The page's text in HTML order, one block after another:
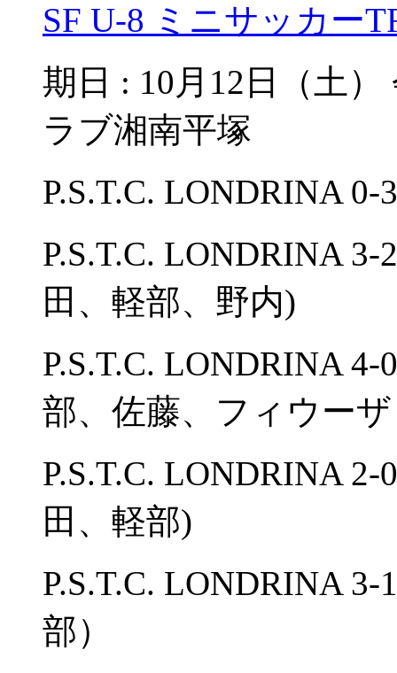
SF U-8 ミニサッカー
期日 : 10月12日（土
ラブ湘南平塚
P.S.T.C. LONDRINA
P.S.T.C. LONDRINA
田、軽部、野内)
P.S.T.C. LONDRINA
部、佐藤、フィウー
P.S.T.C. LONDRINA
田、軽部)
P.S.T.C. LONDRINA
部）